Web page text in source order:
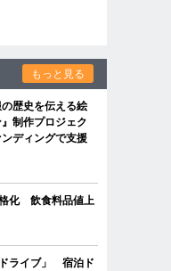
もっと見る
歴史を伝える絵
制作プロジェク
ディングで支援
格化 飲食料品値上
ライブ」 宿泊ド